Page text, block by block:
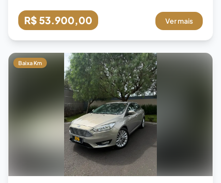
R$ 53.900,00 Ver mais
Baixa Km